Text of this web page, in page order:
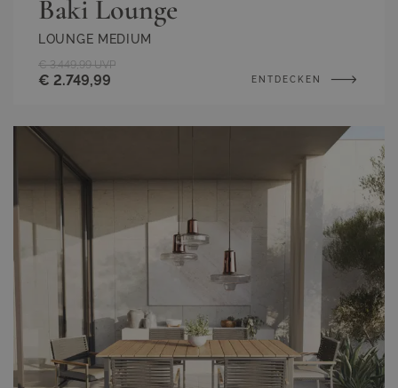
Baki Lounge
LOUNGE MEDIUM
€ 2.749,99
€ 3.449,99 UVP
ENTDECKEN